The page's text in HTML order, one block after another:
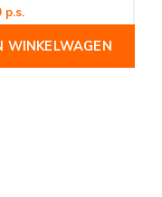
p.s.
WINKELWAGEN